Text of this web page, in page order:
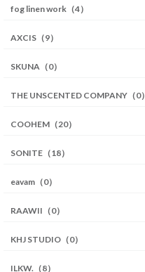
fog linen work（4）
AXCIS（9）
SKUNA（0）
THE UNSCENTED COMPANY（0）
COOHEM（20）
SONITE（18）
eavam（0）
RAAWII（0）
KHJ STUDIO（0）
ILKW.（8）